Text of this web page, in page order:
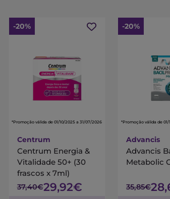
-20%
*Promoção válida de 01/10/2025 a 31/07/2026
Centrum
Centrum Energia &
Vitalidade 50+ (30
frascos x 7ml)
37,40€29,92€
-20%
*Promoção válida de
Advancis
Advancis
Metabolic
35,85€